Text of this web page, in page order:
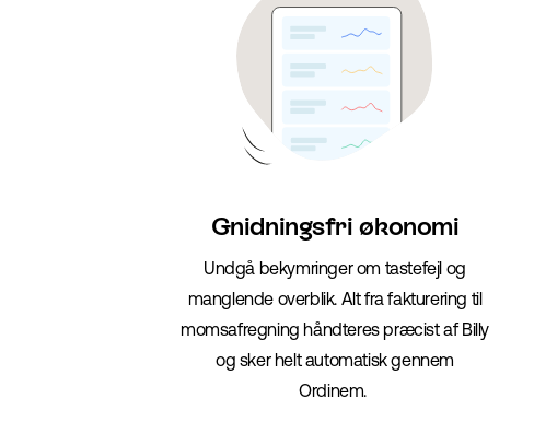
Gnidningsfri økonomi
Undgå bekymringer om tastefejl og
manglende overblik. Alt fra fakturering til
momsafregning håndteres præcist af Billy
og sker helt automatisk gennem
Ordinem.